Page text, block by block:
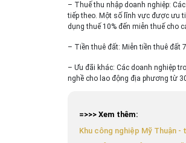
– Thuế thu nhập doanh nghiệp:
tiếp theo. Một số lĩnh vực được ưu
dụng thuế 10% đến miễn thuế cho
– Tiền thuê đất: Miễn tiền thuê đất
– Ưu đãi khác: Các doanh nghiệp
nghề cho lao động địa phương từ
=>>> Xem thêm:
Khu công nghiệp Mỹ Thuận -